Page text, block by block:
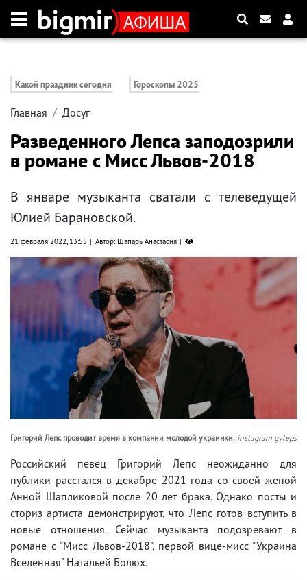
Какой праздник сегодня Гороскопы 2025
Главная Досуг
Разведенного Лепса заподозрили
в романе с Мисс Львов-2018
В январе музыканта сватали с телеведущей
Юлией Барановской.
21 февраля 2022, 13:55 Автор: Шапарь Анастасия
Григорий Лепс проводит время в компании молодой украинки. instagram gvleps
Российский певец Григорий Лепс неожиданно для
публики расстался в декабре 2021 года со своей женой
Анной Шапликовой после 20 лет брака. Однако посты и
сториз артиста демонстрируют, что Лепс готов вступить в
новые отношения. Сейчас музыканта подозревают в
романе с "Мисс Львов-2018", первой вице-мисс "Украина
Вселенная" Натальей Болюх.